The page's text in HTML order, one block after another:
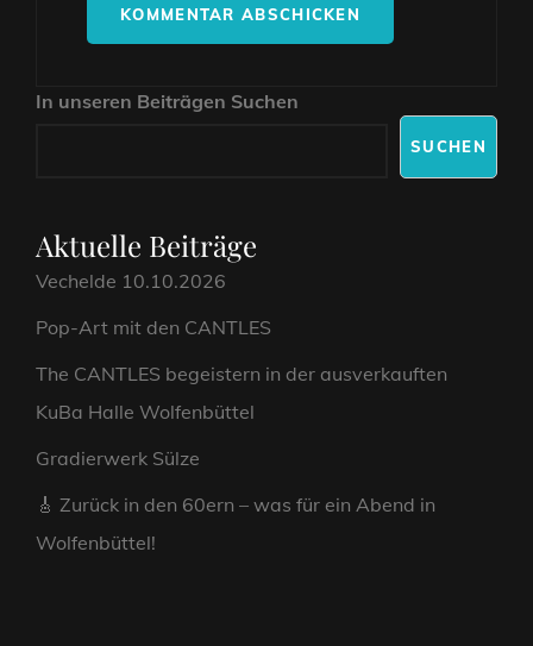
In unseren Beiträgen Suchen
SUCHEN
Aktuelle Beiträge
Vechelde 10.10.2026
Pop-Art mit den CANTLES
The CANTLES begeistern in der ausverkauften
KuBa Halle Wolfenbüttel
Gradierwerk Sülze
🎸 Zurück in den 60ern – was für ein Abend in
Wolfenbüttel!